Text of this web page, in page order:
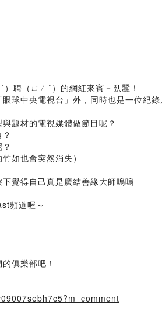
聘（ㄩㄥˇ）的網紅來賓－臥蠶！
球中央電視台」外，同時也是一位紀
題材的電視媒體做節目呢？
如也會突然消失）
覺得自己真是廣結善緣大師嗚嗚
頻道喔～
俱樂部吧！